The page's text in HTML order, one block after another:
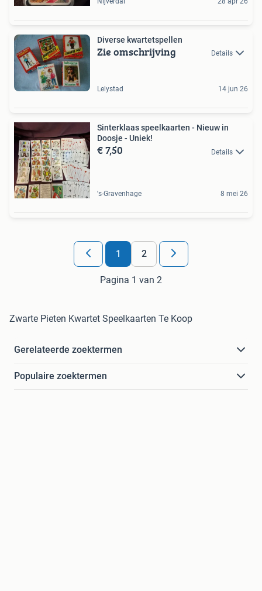
Diverse kwartetspellen
Zie omschrijving Details
Lelystad 14 jun 26
Sinterklaas speelkaarten - Nieuw in
Doosje - Uniek!
€ 7,50 Details
's-Gravenhage 8 mei 26
1 2
Pagina 1 van 2
Zwarte Pieten Kwartet Speelkaarten Te Koop
Gerelateerde zoektermen
Populaire zoektermen